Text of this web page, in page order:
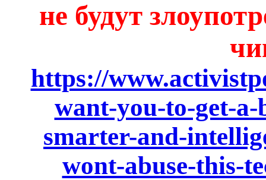
не будут
https://
want-you-to-get-
smarter-and-
wont-abuse-this-